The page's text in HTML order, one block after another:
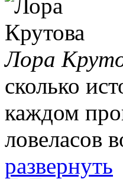
Лора
сколько
каждом
ловеласов
развернуть